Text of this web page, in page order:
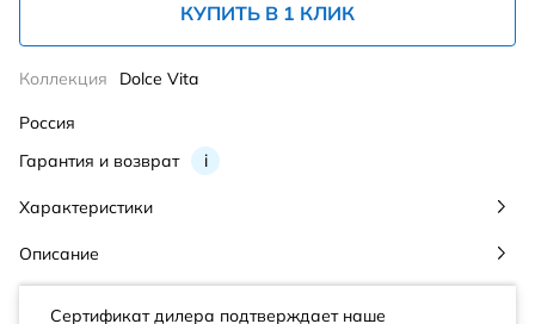
КУПИТЬ В 1 КЛИК
Гарантия и возврат i
Коллекция Dolce Vita
Россия
Характеристики
Описание
Сертификат дилера подтверждает наше